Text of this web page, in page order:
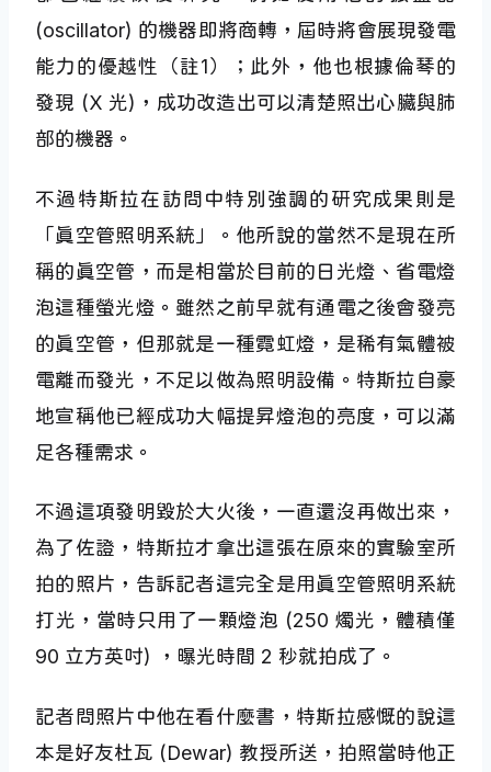
(oscillator) 的機器即將商轉，屆時將會展現發電
能力的優越性（註1）；此外，他也根據倫琴的
發現 (X 光)，成功改造出可以清楚照出心臟與肺
部的機器。
不過特斯拉在訪問中特別強調的研究成果則是
「真空管照明系統」。他所說的當然不是現在所
稱的真空管，而是相當於目前的日光燈、省電燈
泡這種螢光燈。雖然之前早就有通電之後會發亮
的真空管，但那就是一種霓虹燈，是稀有氣體被
電離而發光，不足以做為照明設備。特斯拉自豪
地宣稱他已經成功大幅提昇燈泡的亮度，可以滿
足各種需求。
不過這項發明毀於大火後，一直還沒再做出來，
為了佐證，特斯拉才拿出這張在原來的實驗室所
拍的照片，告訴記者這完全是用真空管照明系統
打光，當時只用了一顆燈泡 (250 燭光，體積僅
90 立方英吋) ，曝光時間 2 秒就拍成了。
記者問照片中他在看什麼書，特斯拉感慨的說這
本是好友杜瓦 (Dewar) 教授所送，拍照當時他正